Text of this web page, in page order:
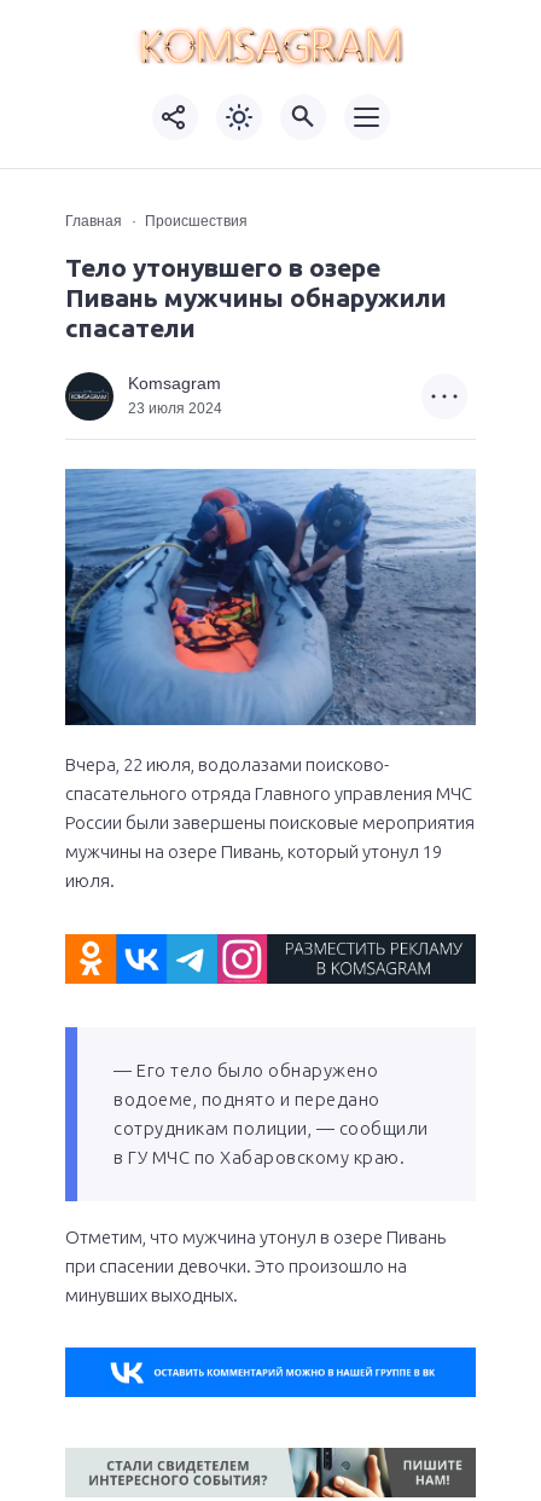
Главная Происшествия
Тело утонувшего в озере
Пивань мужчины обнаружили
спасатели
Komsagram
23 июля 2024
Вчера, 22 июля, водолазами поисково-
спасательного отряда Главного управления МЧС
России были завершены поисковые мероприятия
мужчины на озере Пивань, который утонул 19
июля.
— Его тело было обнаружено
водоеме, поднято и передано
сотрудникам полиции, — сообщили
в ГУ МЧС по Хабаровскому краю.
Отметим, что мужчина утонул в озере Пивань
при спасении девочки. Это произошло на
минувших выходных.